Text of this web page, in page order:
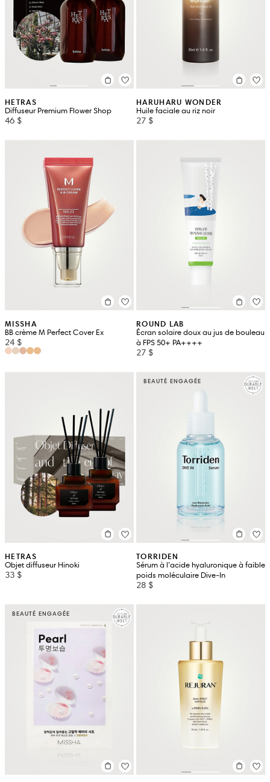
HETRAS
Diffuseur Premium Flower Shop
46 $
HARUHARU WONDER
Huile faciale au riz noir
27 $
MISSHA
BB crème M Perfect Cover Ex
24 $
ROUND LAB
Écran solaire doux au jus de bouleau
à FPS 50+ PA++++
27 $
HETRAS
Objet diffuseur Hinoki
33 $
BEAUTÉ ENGAGÉE
TORRIDEN
Sérum à l’acide hyaluronique à faible
poids moléculaire Dive-In
28 $
BEAUTÉ ENGAGÉE